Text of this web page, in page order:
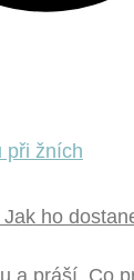
ho
a práší. Co